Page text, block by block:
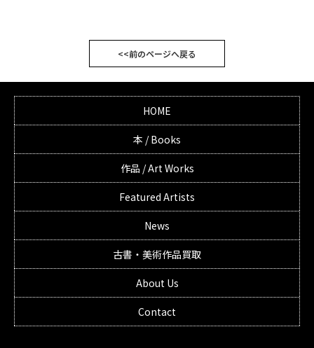
<<前のページへ戻る
HOME
本 / Books
作品 / Art Works
Featured Artists
News
古書・美術作品買取
About Us
Contact